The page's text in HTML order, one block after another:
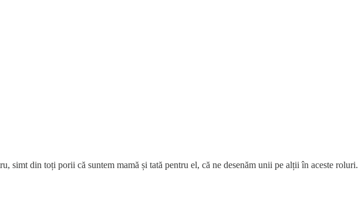
simt din toți porii că suntem mamă și tată pentru el, că ne desenăm unii pe alții în aceste roluri.